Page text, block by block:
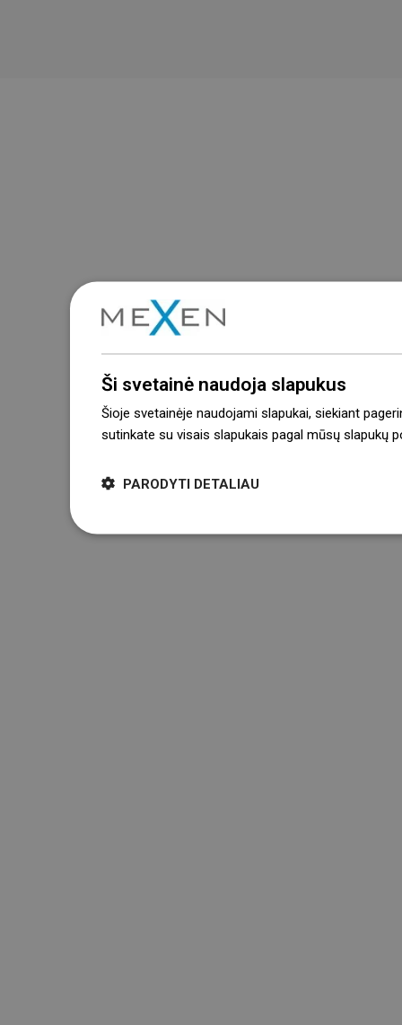
Ši svetainė naudoja slapukus
Šioje svetainėje naudojami slapukai, siekiant
sutinkate su visais slapukais pagal mūsų slapukų
PARODYTI DETALIAU